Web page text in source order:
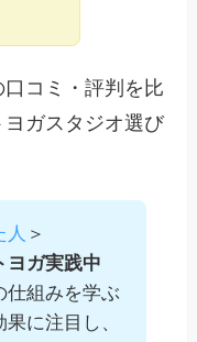
コミ・評判を比
ガスタジオ選び
人 ＞
ヨガ実践中
仕組みを学ぶ
に注目し、